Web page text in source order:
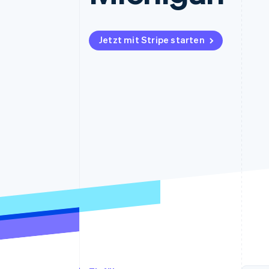
Beschleunigter Bezahlvorgang
Financial ConnectionsJetzt mit Stripe starten